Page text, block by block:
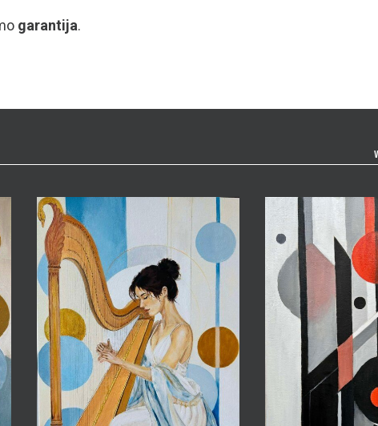
Nina Toman
Tylos melodija
70×50 cm
390
Nina Toman
Geometrine erdvė
50×40 cm